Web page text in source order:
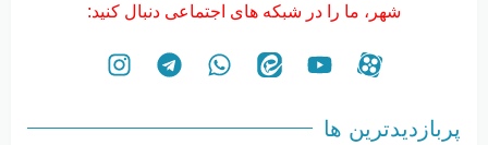
شهر، ما را در شبکه های اجتماعی دنبال کنید:
پربازدیدترین ها